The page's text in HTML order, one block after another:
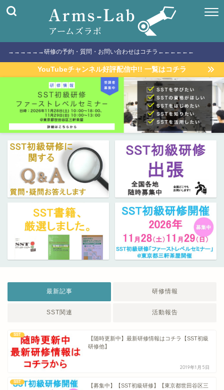
→→→→→→研修の予約・質問・お問い合わせはコチラ←←←←←←
YouTubeチャンネル好評配信中!! 一覧はコチラ
最新記事 研修情報
SST関連 活動報告
SST
【随時更新中】最新研修情報はコチラ【SST初級
研修他】
2019年1月5日
SST
【募集中】【SST初級研修】【東京都世田谷区三